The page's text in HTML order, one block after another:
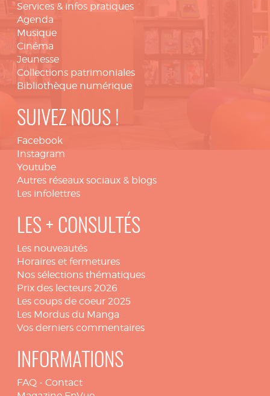
Services & infos pratiques
Agenda
Musique
Cinéma
Jeunesse
Collections patrimoniales
Bibliothèque numérique
SUIVEZ NOUS !
Facebook
Instagram
Youtube
Autres réseaux sociaux & blogs
Les infolettres
LES + CONSULTÉS
Les nouveautés
Horaires et fermetures
Nos sélections thématiques
Prix des lecteurs 2026
Les coups de coeur 2025
Les Mordus du Manga
Vos derniers commentaires
INFORMATIONS
FAQ - Contact